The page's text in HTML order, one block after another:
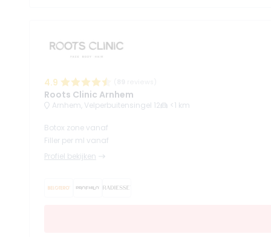
4.9
Roots Clinic Arnhem
Arnhem, Velperbuitensingel 12 <1 km
Botox zone vanaf
Filler per ml vanaf
Profiel bekijken